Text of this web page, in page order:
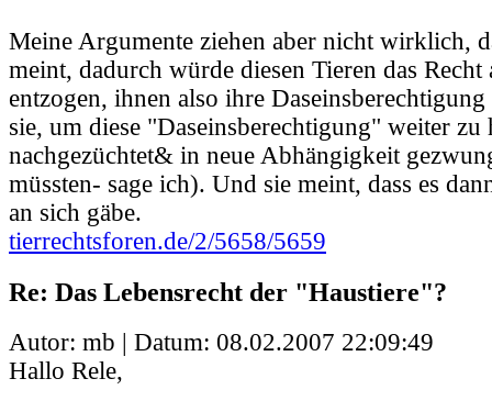
Meine Argumente ziehen aber nicht wirklich,
meint, dadurch würde diesen Tieren das Recht
entzogen, ihnen also ihre
sie, um diese "Daseinsberechtigung" weiter zu
nachgezüchtet& in neue Abhängigkeit
müssten- sage ich). Und sie meint, dass es
an sich gäbe.
tierrechtsforen.de/2/5658/5659
Re: Das Lebensrecht der "Haustiere"?
Autor: mb | Datum: 08.02.2007 22:09:49
Hallo Rele,